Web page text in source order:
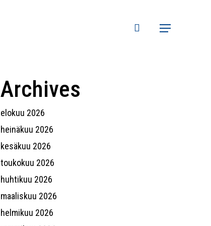
Menu
search
Archives
elokuu 2026
heinäkuu 2026
kesäkuu 2026
toukokuu 2026
huhtikuu 2026
maaliskuu 2026
helmikuu 2026